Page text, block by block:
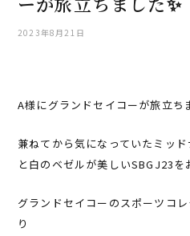
2023年8月21日
A様にグランドセイコーが旅立ち
兼ねてから気になっていたミッ
と白のベゼルが美しいSBGJ23を
グランドセイコーのスポーツコ
り